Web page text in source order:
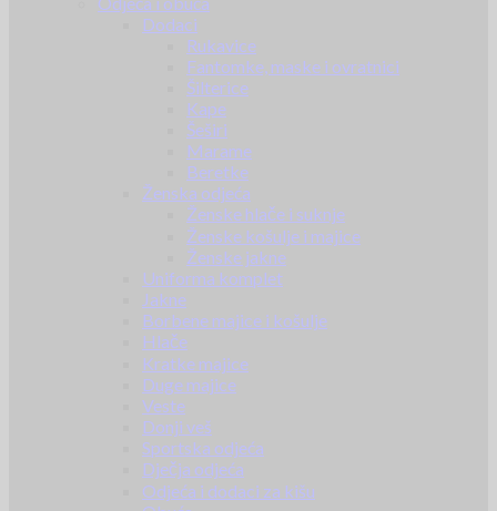
Dodaci
Rukavice
Fantomke, maske i ovratnici
Šilterice
Kape
Šeširi
Marame
Beretke
Ženska odjeća
Ženske hlače i suknje
Ženske košulje i majice
Ženske jakne
Uniforma komplet
Jakne
Borbene majice i košulje
Hlače
Kratke majice
Duge majice
Veste
Donji veš
Sportska odjeća
Dječja odjeća
Odjeća i dodaci za kišu